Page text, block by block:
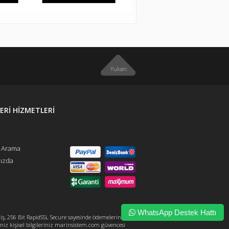
HİZMETLERİ
Arama
Bit RapidSSL Secure sayesinde ödemeleriniz
kişisel bilgileriniz marinsistem.com güvencesi
WhatsApp Destek Hattı